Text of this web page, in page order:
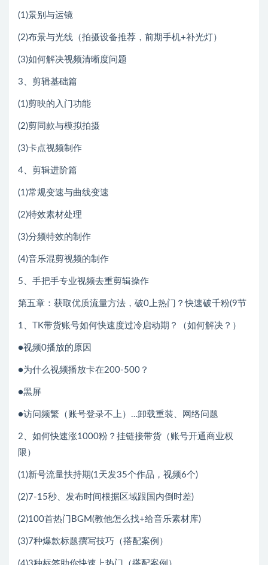
(1)景别与运镜
(2)布景与光线（拍摄设备推荐，前期手机+补光灯）
(3)如何解决视频清晰度问题
3、剪辑基础篇
(1)剪映的入门功能
(2)剪同款与模拟拍摄
(3)卡点视频制作
4、剪辑进阶篇
(1)常规变速与曲线变速
(2)特效素材处理
(3)分频特效的制作
(4)音乐混剪视频的制作
5、手把手专业视频去重剪辑操作
第五章：获取优质流量方法，破0上热门？快速破千粉(9节
1、TK带货账号如何快速度过冷启动期？（如何解决？）
●视频0播放的原因
●为什么视频播放卡在200-500？
●黑屏
●访问频繁（账号登录不上）…卸载重装、网络问题
2、如何快速涨1000粉？挂链接带货（账号开通商业权
限）
(1)新号流量扶持期(1天发35个作品，视频6个)
(2)7-15秒、发布时间根据区域跟国内倒时差)
(2)100首热门BGM(教他怎么找+给音乐素材库)
(3)7种爆款标题撰写技巧（搭配案例）